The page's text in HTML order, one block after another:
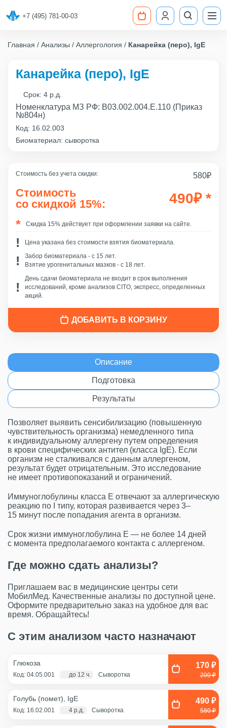
+7 (495) 781-00-03
Главная Анализы Аллергология Канарейка (перо), IgE
Стоимость без учета скидки: 580₽
Стоимость
со скидкой 15%:
490₽ *
Скидка 15% действует при оформлении заявки на сайте.
Цена указана без стоимости взятия биоматериала.
Забор биоматериала - c 15 лет.
Взятие урогенитальных мазков - с 18 лет.
День сдачи биоматериала не входит в срок выполнения
исследований, кроме анализов CITO, экспресс, определенных
акций.
ДОБАВИТЬ В КОРЗИНУ
Канарейка (перо), IgE
Срок: 4 р.д.
Номенклатура МЗ РФ: B03.002.004.Е.110 (Приказ
№804н)
Код: 16.02.003
Биоматериал: сыворотка
Описание
Подготовка
Результаты
Позволяет выявить сенсибилизацию (повышенную
чувствительность организма) немедленного типа
к индивидуальному аллергену путем определения
в крови специфических антител (класса IgE). Если
организм не сталкивался с данным аллергеном,
результат будет отрицательным. Это исследование
не имеет противопоказаний и ограничений.
Иммуноглобулины класса Е отвечают за аллергическую
реакцию по I типу, которая развивается через 3–
15 минут после попадания агента в организм.
Срок жизни иммуноглобулина Е — не более 14 дней
с момента предполагаемого контакта с аллергеном.
Где можно сдать анализы?
Приглашаем вас в медицинские центры сети
МобилМед. Качественные анализы по доступной цене.
Оформите предварительно заказ на удобное для вас
время. Обращайтесь!
С этим анализом часто назначают
Глюкоза
Код: 04.05.001 до 12 ч. Сыворотка
170 ₽
200 ₽
Голубь (помет), IgE
Код: 16.02.001 4 р.д. Сыворотка
490 ₽
580 ₽